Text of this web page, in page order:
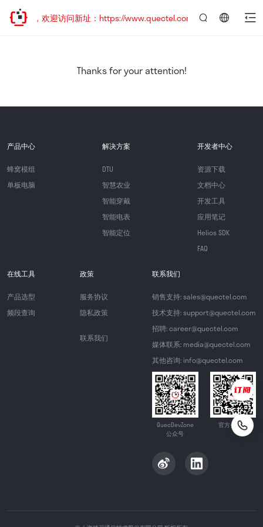
已迁移，欢迎访问新址：https://www.quectel.com.cn
Thanks for your attention!
产品中心
蜂窝模组
单板电脑
解决方案
DTU
智慧农业
智能穿戴
智能电表
智能定位
开发者中心
资源下载
文档中心
开发工具
应用笔记
Helios SDK
FAQ
在线工具
产品选型
频段查询
政策
服务协议
隐私政策
联系我们
联系我们
销售支持: sales@quectel.com
技术支持: support@quectel.com
招聘: career@quectel.com
媒体联系: media@quectel.com
其他咨询: info@quectel.com
QuecDevZone
公众号
官方公众号